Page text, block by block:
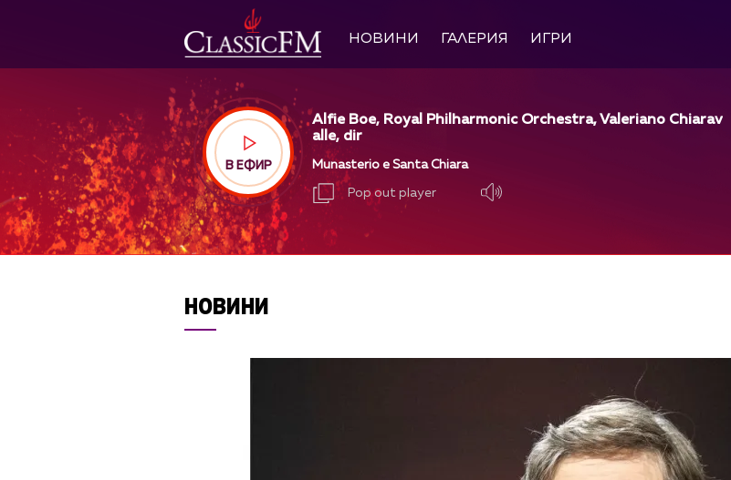
НОВИНИ ГАЛЕРИЯ ИГРИ
В ЕФИР
Alfie Boe, Royal Philharmonic Orchestra, Valeriano Chiarav
alle, dir
Munasterio e Santa Chiara
Pop out player
НОВИНИ